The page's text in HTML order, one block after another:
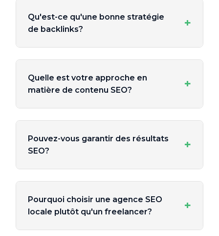
Qu'est-ce qu'une bonne stratégie
de backlinks?
+
Quelle est votre approche en
matière de contenu SEO?
+
Pouvez-vous garantir des résultats
SEO?
+
Pourquoi choisir une agence SEO
locale plutôt qu'un freelancer?
+